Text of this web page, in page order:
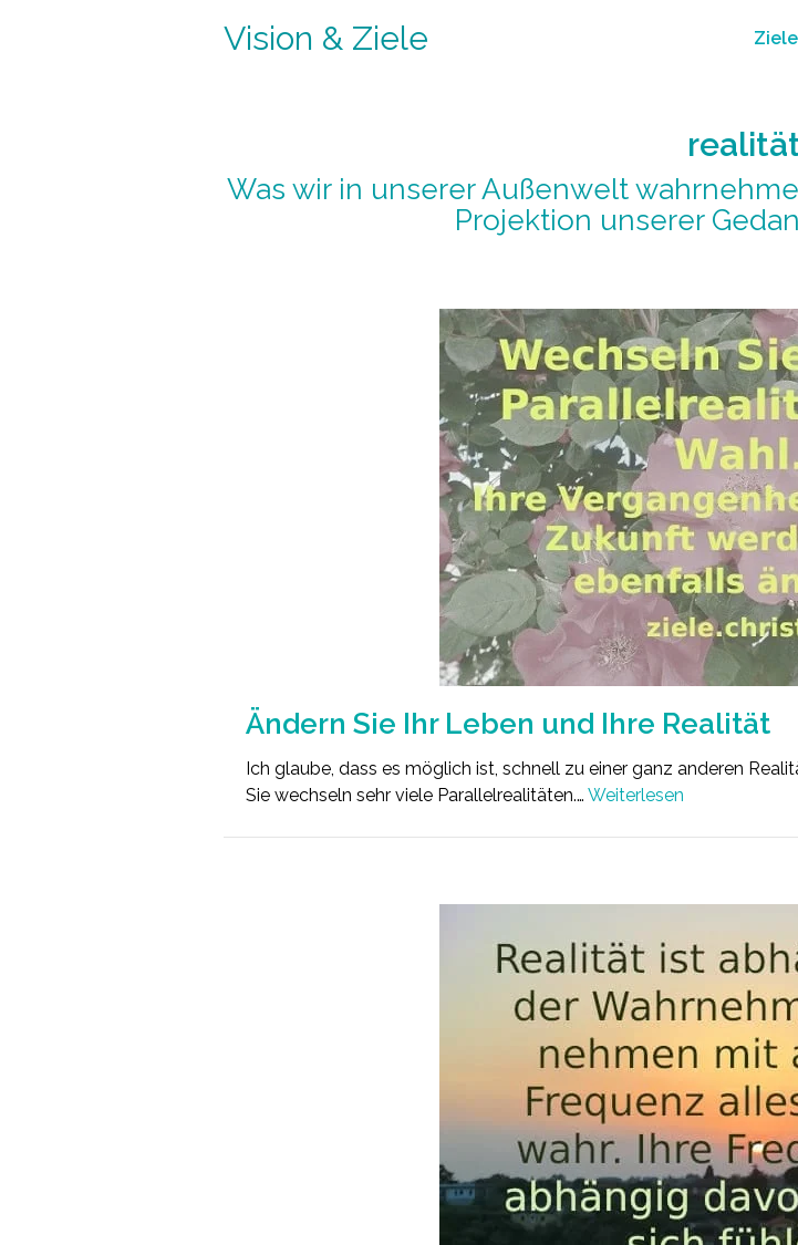
Vision & Ziele Ziele
Was wir in unserer Außenwelt
Projektion unserer
Ändern Sie Ihr Leben und Ihre Realität
Ich glaube, dass es möglich ist, schnell zu einer ganz anderen
Sie wechseln sehr viele Parallelrealitäten.… Weiterlesen